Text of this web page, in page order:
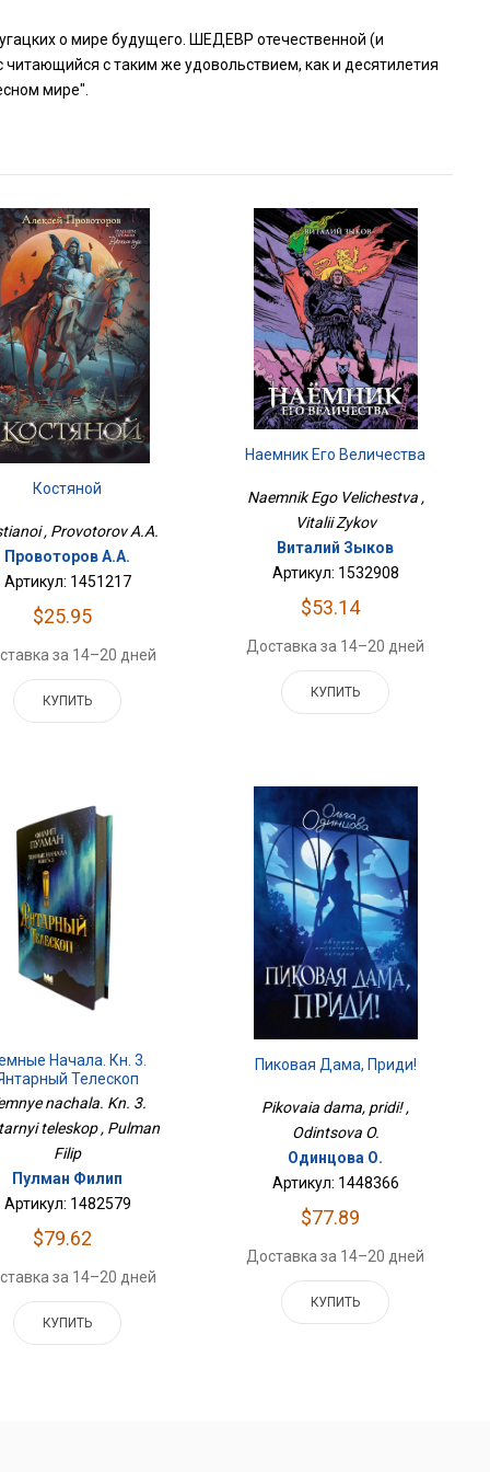
о мире будущего. ШЕДЕВР отечественной (и
с таким же удовольствием, как и десятилетия
мире".
Костяной
, Provotorov A.A.
Провоторов А.А.
Артикул: 1451217
$25.95
за 14–20 дней
КУПИТЬ
Наемник Его Величества
Naemnik Ego Velichestva ,
Vitalii Zykov
Виталий Зыков
Артикул: 1532908
$53.14
Доставка за 14–20 дней
КУПИТЬ
Начала. Кн. 3.
Телескоп
nachala. Kn. 3.
teleskop , Pulman
Filip
Пулман Филип
Артикул: 1482579
$79.62
за 14–20 дней
КУПИТЬ
Пиковая Дама, Приди!
Pikovaia dama, pridi! ,
Odintsova O.
Одинцова О.
Артикул: 1448366
$77.89
Доставка за 14–20 дней
КУПИТЬ